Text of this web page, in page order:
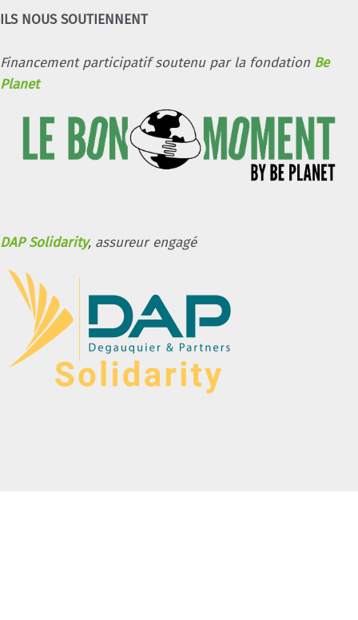
ILS NOUS SOUTIENNENT
Financement participatif soutenu par la fondation Be
Planet
DAP Solidarity, assureur engagé